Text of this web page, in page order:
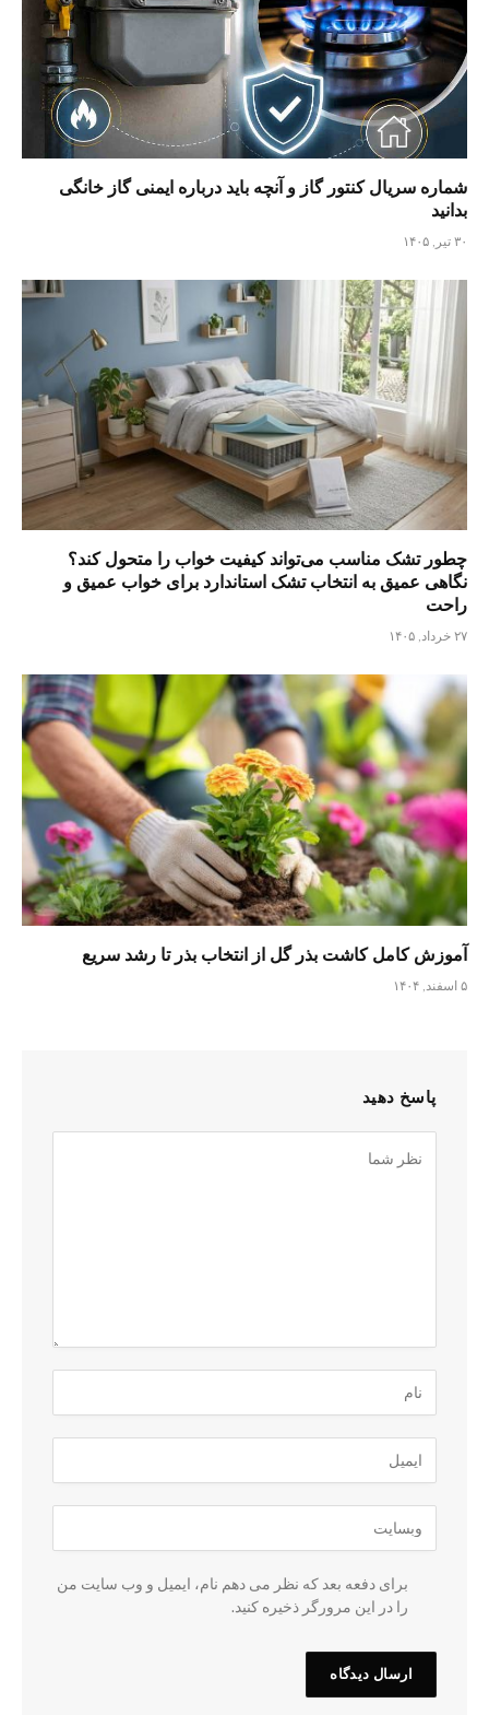
شماره سریال کنتور گاز و آنچه باید درباره ایمنی گاز خانگی
بدانید
۳۰ تیر, ۱۴۰۵
چطور تشک مناسب می‌تواند کیفیت خواب را متحول کند؟
نگاهی عمیق به انتخاب تشک استاندارد برای خواب عمیق و
راحت
۲۷ خرداد, ۱۴۰۵
آموزش کامل کاشت بذر گل از انتخاب بذر تا رشد سریع
۵ اسفند, ۱۴۰۴
پاسخ دهید
برای دفعه بعد که نظر می دهم نام، ایمیل و وب سایت من
را در این مرورگر ذخیره کنید.